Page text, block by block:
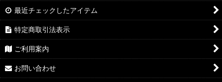
最近チェックしたアイテム
特定商取引法表示
ご利用案内
お問い合わせ